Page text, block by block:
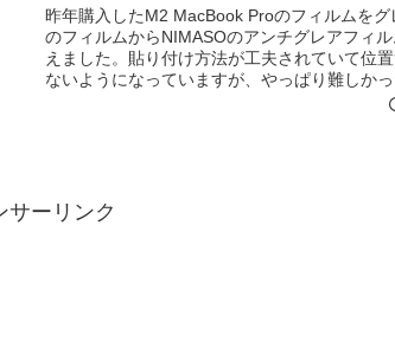
件。
昨年購入したM2 MacBook Proのフィルムをグ
のフィルムからNIMASOのアンチグレアフィ
えました。貼り付け方法が工夫されていて位
ないようになっていますが、やっぱり難しか
サーリンク